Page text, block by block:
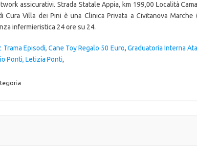
assicurativi. Strada Statale Appia, km 199,00 Località
Cura Villa dei Pini è una Clinica Privata a Civitanova Marche
infermieristica 24 ore su 24.
Trama Episodi, Cane Toy Regalo 50 Euro, Graduatoria Interna
Ponti, Letizia Ponti,